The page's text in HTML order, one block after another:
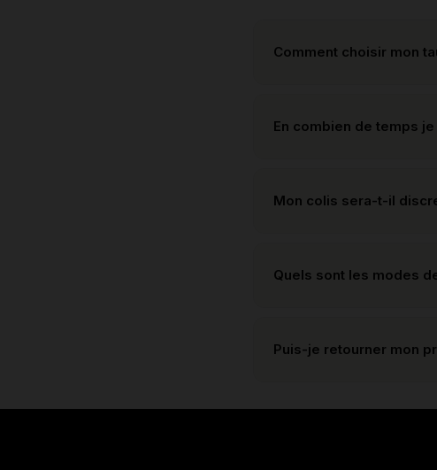
Comment choisir mon
En combien de temps
Mon colis sera-t-il
Quels sont les modes
Puis-je retourner mon